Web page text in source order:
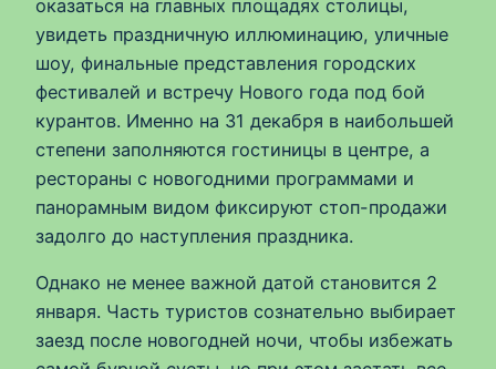
оказаться на главных площадях столицы,
увидеть праздничную иллюминацию, уличные
шоу, финальные представления городских
фестивалей и встречу Нового года под бой
курантов. Именно на 31 декабря в наибольшей
степени заполняются гостиницы в центре, а
рестораны с новогодними программами и
панорамным видом фиксируют стоп-продажи
задолго до наступления праздника.
Однако не менее важной датой становится 2
января. Часть туристов сознательно выбирает
заезд после новогодней ночи, чтобы избежать